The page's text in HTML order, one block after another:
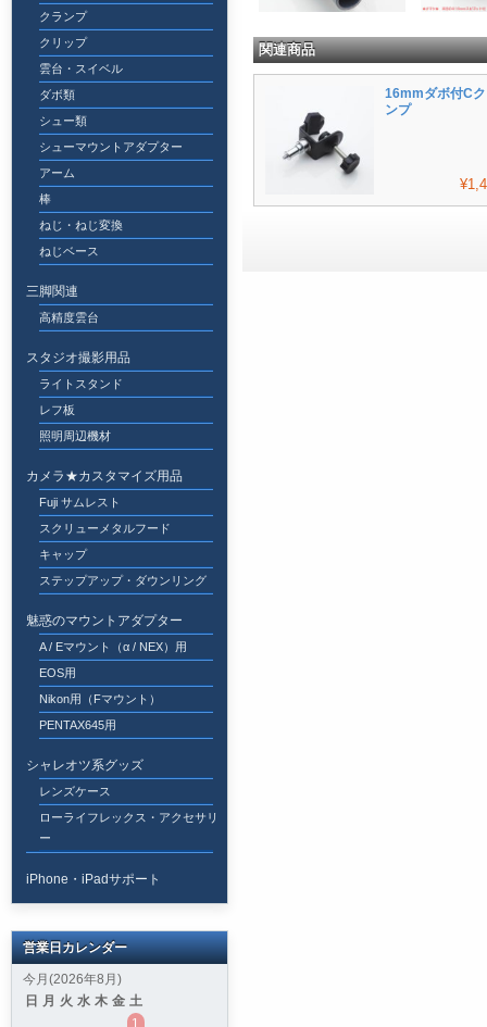
関連商品
16mmダボ付C
ンプ
クランプ
クリップ
雲台・スイベル
ダボ類
シュー類
シューマウントアダプター
アーム
棒
ねじ・ねじ変換
ねじベース
三脚関連
高精度雲台
スタジオ撮影用品
ライトスタンド
レフ板
照明周辺機材
カメラ★カスタマイズ用品
Fuji サムレスト
スクリューメタルフード
キャップ
ステップアップ・ダウンリング
魅惑のマウントアダプター
A / Eマウント（α / NEX）用
EOS用
Nikon用（Fマウント）
PENTAX645用
シャレオツ系グッズ
レンズケース
ローライフレックス・アクセサリ
ー
iPhone・iPadサポート
営業日カレンダー
今月(2026年8月)
日
月 火 水 木 金 土